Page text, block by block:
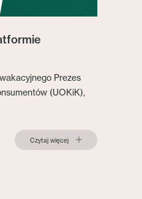
Prezes
(UOKiK),
Czytaj więcej